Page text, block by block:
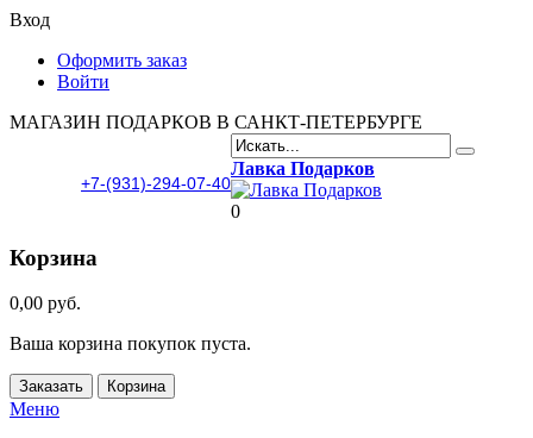
Вход
Оформить заказ
Войти
МАГАЗИН ПОДАРКОВ В САНКТ-ПЕТЕРБУРГЕ
+7-(931)-294-07-40
Лавка Подарков
0
Корзина
0,00 руб.
Ваша корзина покупок пуста.
Заказать Корзина
Меню